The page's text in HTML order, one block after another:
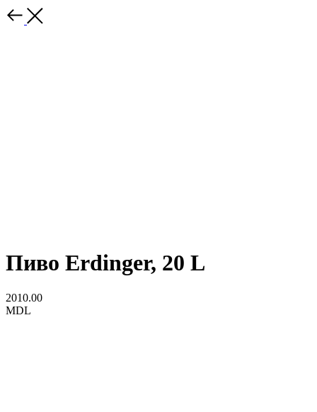
Пиво Erdinger, 20 L
2010.00
MDL